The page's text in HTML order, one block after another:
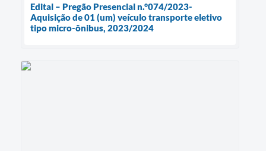
Edital – Pregão Presencial n.°074/2023-
Aquisição de 01 (um) veículo transporte eletivo
tipo micro-ônibus, 2023/2024